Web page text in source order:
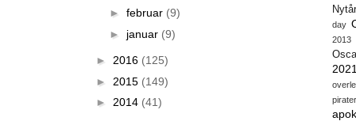
► februar (9)
► januar (9)
► 2016 (125)
► 2015 (149)
► 2014 (41)
Nytår
day
2013
pirater